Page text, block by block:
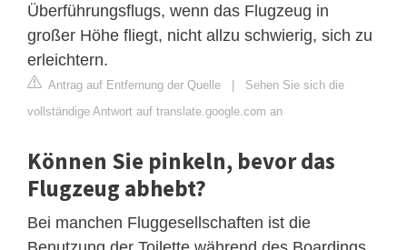
Überführungsflugs, wenn das Flugzeug in
großer Höhe fliegt, nicht allzu schwierig, sich zu
erleichtern.
Antrag auf Entfernung der Quelle | Sehen Sie sich die
vollständige Antwort auf translate.google.com an
Können Sie pinkeln, bevor das
Flugzeug abhebt?
Bei manchen Fluggesellschaften ist die